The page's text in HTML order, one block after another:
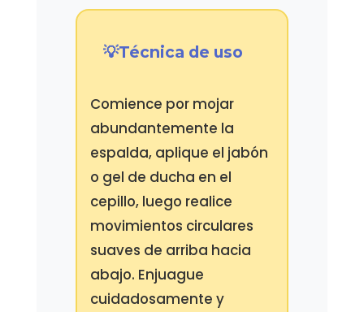
Técnica de uso
Comience por mojar
abundantemente la
espalda, aplique el jabón
o gel de ducha en el
cepillo, luego realice
movimientos circulares
suaves de arriba hacia
abajo. Enjuague
cuidadosamente y